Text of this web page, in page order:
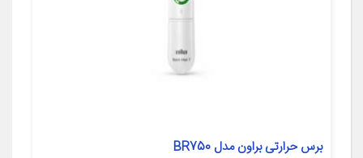
برس حرارتی براون مدل BR750